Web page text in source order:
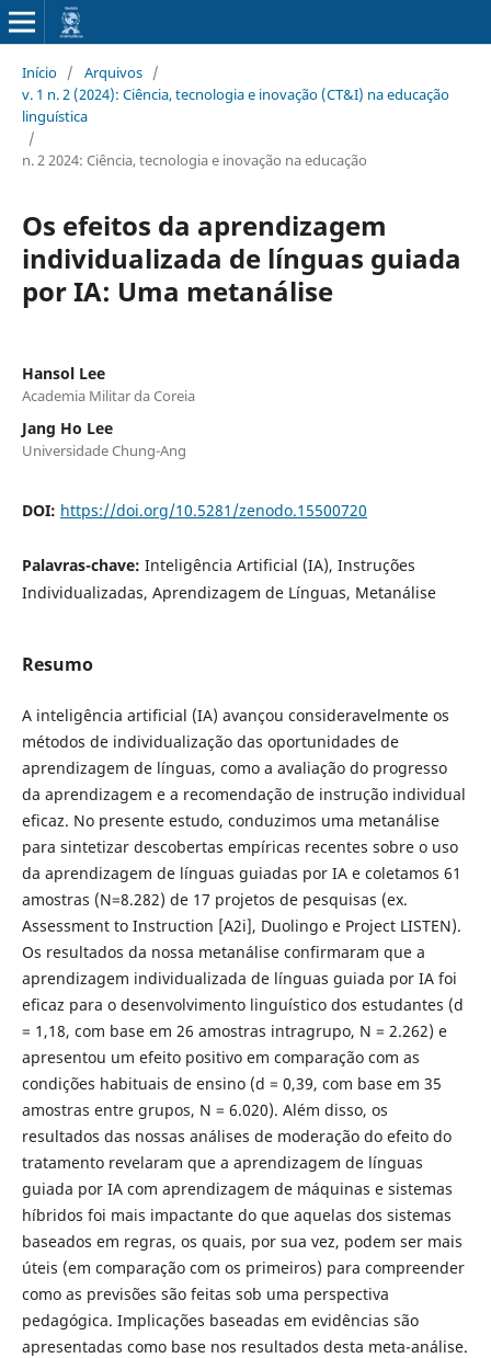
Início / Arquivos /
v. 1 n. 2 (2024): Ciência, tecnologia e inovação (CT&I) na educação
linguística
/
n. 2 2024: Ciência, tecnologia e inovação na educação
Os efeitos da aprendizagem
individualizada de línguas guiada
por IA: Uma metanálise
Hansol Lee
Academia Militar da Coreia
Jang Ho Lee
Universidade Chung-Ang
DOI: https://doi.org/10.5281/zenodo.15500720
Palavras-chave: Inteligência Artificial (IA), Instruções
Individualizadas, Aprendizagem de Línguas, Metanálise
Resumo
A inteligência artificial (IA) avançou consideravelmente os
métodos de individualização das oportunidades de
aprendizagem de línguas, como a avaliação do progresso
da aprendizagem e a recomendação de instrução individual
eficaz. No presente estudo, conduzimos uma metanálise
para sintetizar descobertas empíricas recentes sobre o uso
da aprendizagem de línguas guiadas por IA e coletamos 61
amostras (N=8.282) de 17 projetos de pesquisas (ex.
Assessment to Instruction [A2i], Duolingo e Project LISTEN).
Os resultados da nossa metanálise confirmaram que a
aprendizagem individualizada de línguas guiada por IA foi
eficaz para o desenvolvimento linguístico dos estudantes (d
= 1,18, com base em 26 amostras intragrupo, N = 2.262) e
apresentou um efeito positivo em comparação com as
condições habituais de ensino (d = 0,39, com base em 35
amostras entre grupos, N = 6.020). Além disso, os
resultados das nossas análises de moderação do efeito do
tratamento revelaram que a aprendizagem de línguas
guiada por IA com aprendizagem de máquinas e sistemas
híbridos foi mais impactante do que aquelas dos sistemas
baseados em regras, os quais, por sua vez, podem ser mais
úteis (em comparação com os primeiros) para compreender
como as previsões são feitas sob uma perspectiva
pedagógica. Implicações baseadas em evidências são
apresentadas como base nos resultados desta meta-análise.